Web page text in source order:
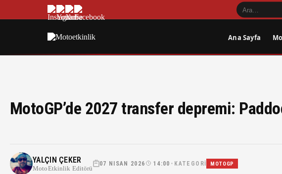
Ana Sayfa
MotoGP’de 2027 transfer depremi:
YALÇIN ÇEKER
MotoEtkinlik Editörü
07 NISAN 2026 14:00 • KATEGORI MOTOGP